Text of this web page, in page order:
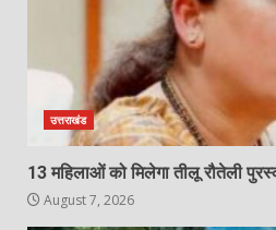
उत्तराखंड
13 महिलाओं को मिलेगा तीलू रौतेली
August 7, 2026